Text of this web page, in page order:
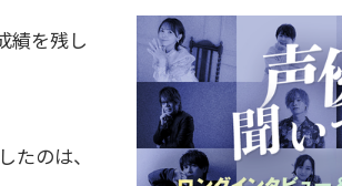
績を残し
のは、